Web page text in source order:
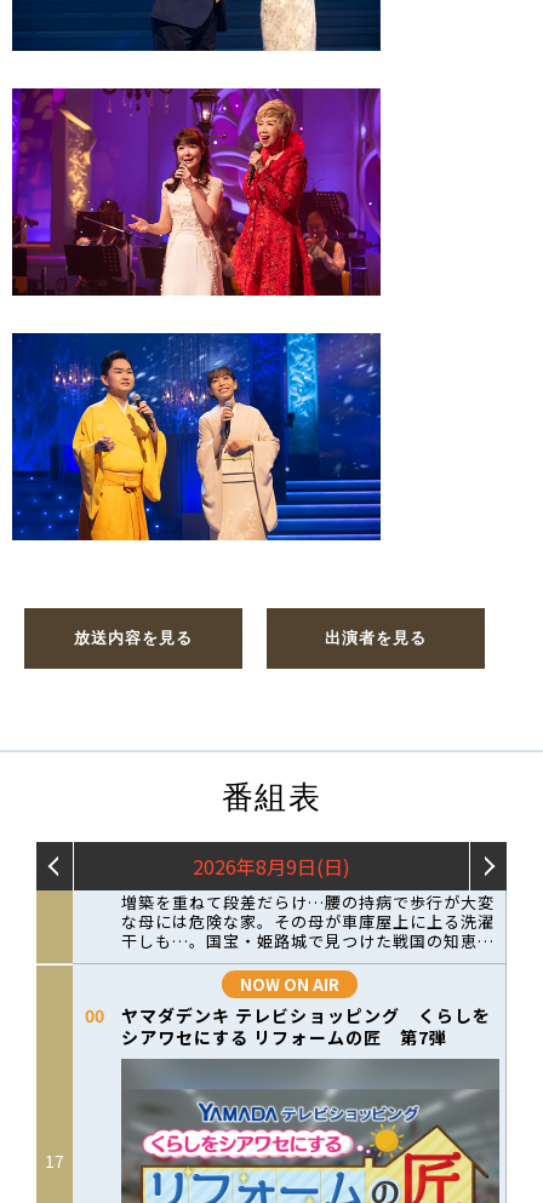
放送内容を見る 出演者を見る
番組表